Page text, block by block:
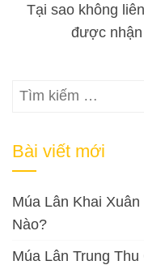
Tại sao không
được
Tìm
Bài viết mới
Múa Lân Khai
Nào?
Múa Lân Trung